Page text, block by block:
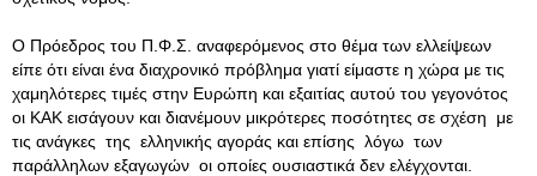
Ο Πρόεδρος του Π.Φ.Σ. αναφερόμενος στο θέμα των ελλείψεων
είπε ότι είναι ένα διαχρονικό πρόβλημα γιατί είμαστε η χώρα με τις
χαμηλότερες τιμές στην Ευρώπη και εξαιτίας αυτού του γεγονότος
οι ΚΑΚ εισάγουν και διανέμουν μικρότερες ποσότητες σε σχέση με
τις ανάγκες της ελληνικής αγοράς και επίσης λόγω των
παράλληλων εξαγωγών οι οποίες ουσιαστικά δεν ελέγχονται.